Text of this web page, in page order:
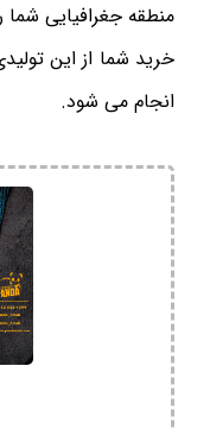
منطقه جغرافیایی
خرید شما از این
انجام می شود.